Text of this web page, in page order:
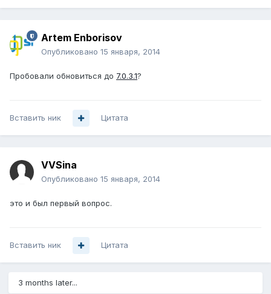
Artem Enborisov
Опубликовано 15 января, 2014
Пробовали обновиться до 7.0.3.1?
Вставить ник Цитата
VVSina
Опубликовано 15 января, 2014
это и был первый вопрос.
Вставить ник Цитата
3 months later...